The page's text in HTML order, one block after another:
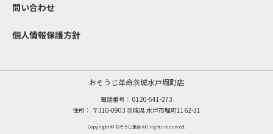
問い合わせ
個人情報保護方針
おそうじ革命茨城水戸堀町店
電話番号： 0120-541-273
住所： 〒310-0903 茨城県 水戸市堀町1162-31
Copyright © おそうじ革命 All rights reserved.